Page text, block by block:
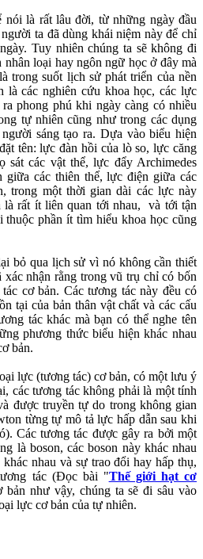
là rất lâu đời, từ những ngày đầu
ta đã dùng khái niệm này để chỉ
Tuy nhiên chúng ta sẽ không đi
loại hay ngôn ngữ học ở đây mà
trong suốt lịch sử phát triển của nền
là các nghiên cứu khoa học, các lực
phong phú khi ngày càng có nhiều
tự nhiên cũng như trong các dụng
sáng tạo ra. Dựa vào biểu hiện
tên: lực đàn hồi của lò so, lực căng
sát các vật thể, lực đẩy Archimedes
giữa các thiên thể, lực điện giữa các
trong một thời gian dài các lực này
rất ít liên quan tới nhau, và tới tận
thuộc phần ít tìm hiểu khoa học cũng
bỏ qua lịch sử vì nó không cần thiết
nhận rằng trong vũ trụ chỉ có bốn
cơ bản. Các tương tác này đều có
tại của bản thân vật chất và các cấu
tác khác mà bạn có thể nghe tên
phương thức biểu hiện khác nhau
bản.
lực (tương tác) cơ bản, có một lưu ý
các tương tác không phải là một tính
được truyền tự do trong không gian
từng tự mô tả lực hấp dẫn sau khi
Các tương tác được gây ra bởi một
là boson, các boson này khác nhau
nhau và sự trao đổi hay hấp thụ,
tác (Đọc bài "Thế giới hạt cơ
như vậy, chúng ta sẽ đi sâu vào
lực cơ bản của tự nhiên.